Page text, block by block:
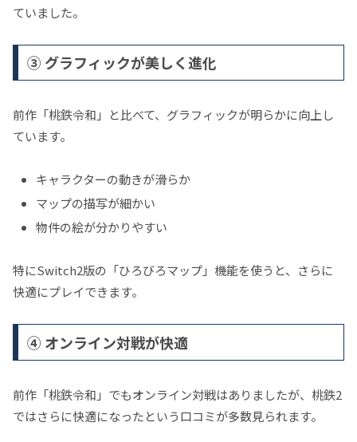
ていました。
③ グラフィックが美しく進化
前作「桃鉄令和」と比べて、グラフィックが明らかに向上し
ています。
キャラクターの動きが滑らか
マップの描写が細かい
物件の絵が分かりやすい
特にSwitch2版の「ひろびろマップ」機能を使うと、さらに
快適にプレイできます。
④ オンライン対戦が快適
前作「桃鉄令和」でもオンライン対戦はありましたが、桃鉄2
ではさらに快適になったという口コミが多数見られます。